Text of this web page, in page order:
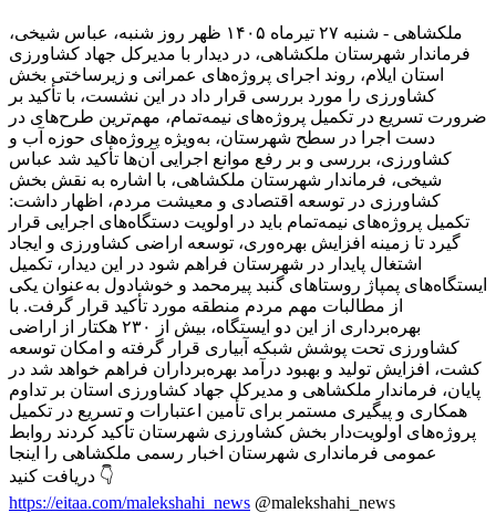
ملکشاهی - شنبه ۲۷ تیرماه ۱۴۰۵ ظهر روز شنبه، عباس شیخی،
فرماندار شهرستان ملکشاهی، در دیدار با مدیرکل جهاد کشاورزی
استان ایلام، روند اجرای پروژه‌های عمرانی و زیرساختی بخش
کشاورزی را مورد بررسی قرار داد در این نشست، با تأکید بر
ضرورت تسریع در تکمیل پروژه‌های نیمه‌تمام، مهم‌ترین طرح‌های در
دست اجرا در سطح شهرستان، به‌ویژه پروژه‌های حوزه آب و
کشاورزی، بررسی و بر رفع موانع اجرایی آن‌ها تأکید شد عباس
شیخی، فرماندار شهرستان ملکشاهی، با اشاره به نقش بخش
کشاورزی در توسعه اقتصادی و معیشت مردم، اظهار داشت:
تکمیل پروژه‌های نیمه‌تمام باید در اولویت دستگاه‌های اجرایی قرار
گیرد تا زمینه افزایش بهره‌وری، توسعه اراضی کشاورزی و ایجاد
اشتغال پایدار در شهرستان فراهم شود در این دیدار، تکمیل
ایستگاه‌های پمپاژ روستاهای گنبد پیرمحمد و خوشادول به‌عنوان یکی
از مطالبات مهم مردم منطقه مورد تأکید قرار گرفت. با
بهره‌برداری از این دو ایستگاه، بیش از ۲۳۰ هکتار از اراضی
کشاورزی تحت پوشش شبکه آبیاری قرار گرفته و امکان توسعه
کشت، افزایش تولید و بهبود درآمد بهره‌برداران فراهم خواهد شد در
پایان، فرماندار ملکشاهی و مدیرکل جهاد کشاورزی استان بر تداوم
همکاری و پیگیری مستمر برای تأمین اعتبارات و تسریع در تکمیل
پروژه‌های اولویت‌دار بخش کشاورزی شهرستان تأکید کردند روابط
عمومی فرمانداری شهرستان اخبار رسمی ملکشاهی را اینجا
دریافت کنید 👇
https://eitaa.com/malekshahi_news @malekshahi_news